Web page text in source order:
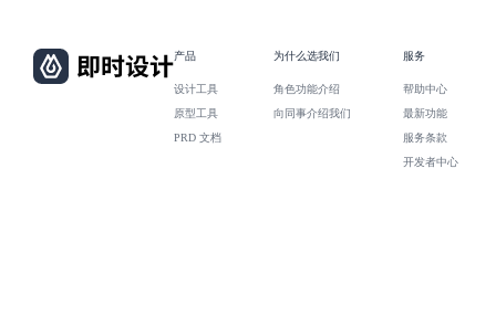
产品
设计工具
原型工具
PRD 文档
为什么选我们
角色功能介绍
向同事介绍我们
服务
帮助中心
最新功能
服务条款
开发者中心